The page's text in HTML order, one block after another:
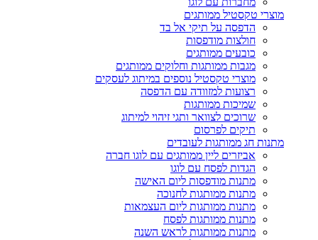
מוצרי טקסטיל ממותגים
הדפסה על תיקי אל בד
חולצות מודפסות
כובעים ממותגים
מגבות ממותגות וחלוקים ממותגים
מוצרי טקסטיל נוספים במיתוג לעסקים
רצועות למזוודה עם הדפסה
שמיכות ממותגות
שרוכים לצוואר ותגי זיהוי למיתוג
תיקים לפרסום
מתנות חג ממותגות לעובדים
אביזרים ליין ממותגים עם לוגו חברה
הגדות לפסח עם לוגו
מתנות מודפסות ליום האישה
מתנות ממותגות לחנוכה
מתנות ממותגות ליום העצמאות
מתנות ממותגות לפסח
מתנות ממותגות לראש השנה